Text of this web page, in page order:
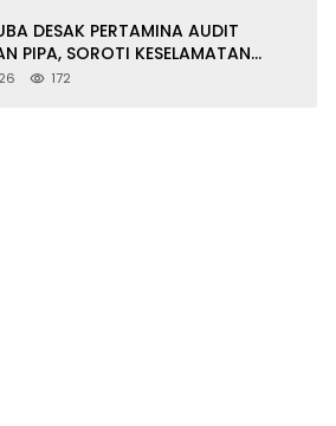
DESAK PERTAMINA AUDIT
PIPA, SOROTI KESELAMATAN
172